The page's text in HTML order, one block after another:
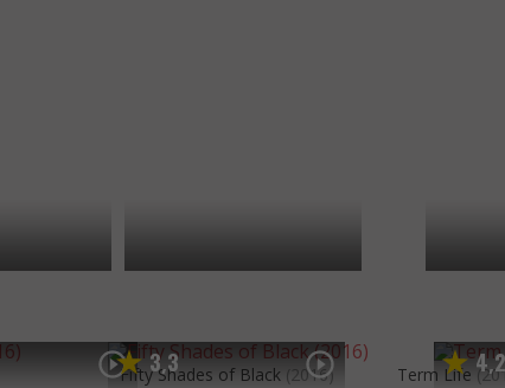
3,3
Fifty Shades of Black (2016) 4,2
Term Life